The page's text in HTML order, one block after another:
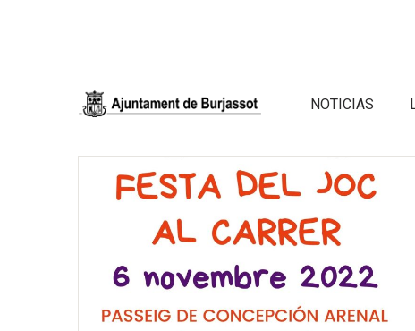
NOTICIAS